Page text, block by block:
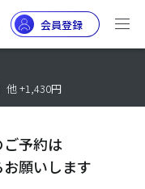
会員登録
他 +1,430円
ご予約は
願いします